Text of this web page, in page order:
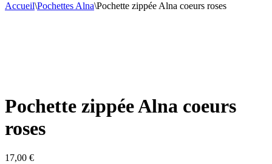
Accueil\Pochettes Alna\Pochette zippée Alna coeurs roses
Pochette zippée Alna coeurs
roses
17,00 €